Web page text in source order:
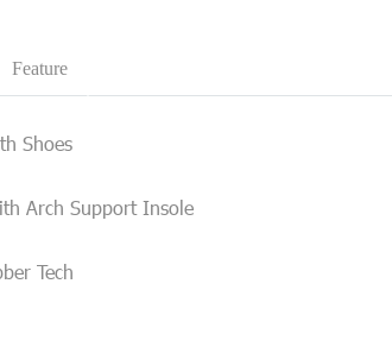
Feature
Shoes
Arch Support Insole
Tech